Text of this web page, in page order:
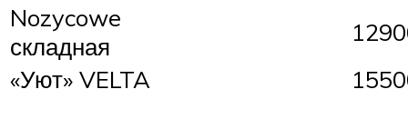
Nozycowe
складная
«Уют» VELTA